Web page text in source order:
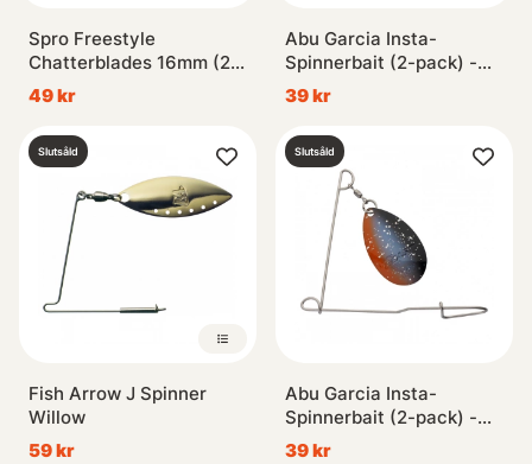
Spro Freestyle
Chatterblades 16mm (2-
pack)
49 kr
Abu Garcia Insta-
Spinnerbait (2-pack) -
Blue Herring
39 kr
Slutsåld
Fish Arrow J Spinner
Willow
59 kr
Slutsåld
Abu Garcia Insta-
Spinnerbait (2-pack) -
Fegis
39 kr